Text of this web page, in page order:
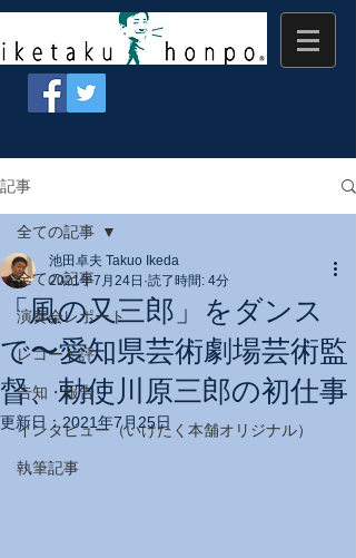
記事
全ての記事
演奏会レポート
レコード評
告知・報告
インタビュー（いけたく本舗オリジナル）
執筆記事
全ての記事
「風の又三郎」をダンス
で〜愛知県芸術劇場芸術監
督、勅使川原三郎の初仕事
池田卓夫 Takuo Ikeda
2021年7月24日 読了時間: 4分
更新日：2021年7月25日